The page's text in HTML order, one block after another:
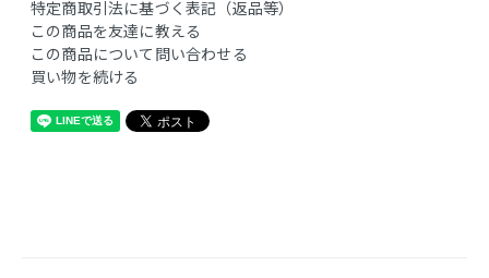
特定商取引法に基づく表記（返品等）
この商品を友達に教える
この商品について問い合わせる
買い物を続ける